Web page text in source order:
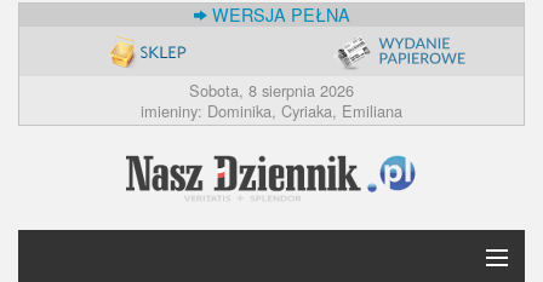
WERSJA PEŁNA
Sobota, 8 sierpnia 2026
imieniny: Dominika, Cyriaka, Emiliana